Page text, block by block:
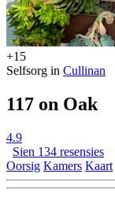
+15
Selfsorg in Cullinan
117 on Oak
4.9
Sien 134 resensies
Oorsig Kamers Kaart